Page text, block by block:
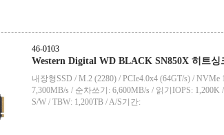
46-0103
Western Digital WD BLACK SN850X 히트
내장형SSD / M.2 (2280) / PCIe4.0x4 (64GT/s) /
7,300MB/s / 순차쓰기: 6,600MB/s / 읽기IOPS:
S/W / TBW: 1,200TB / A/S기간: